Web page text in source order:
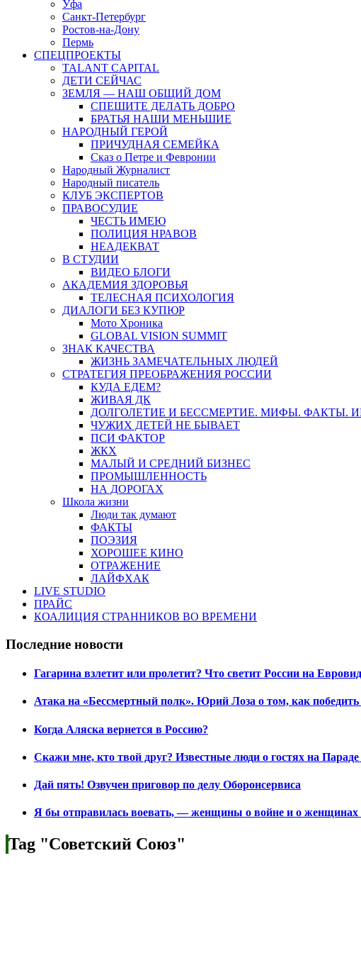
Уфа
Санкт-Петербург
Ростов-на-Дону
Пермь
СПЕЦПРОЕКТЫ
TALANT CAPITAL
ДЕТИ СЕЙЧАС
ЗЕМЛЯ — НАШ ОБЩИЙ ДОМ
СПЕШИТЕ ДЕЛАТЬ ДОБРО
БРАТЬЯ НАШИ МЕНЬШИЕ
НАРОДНЫЙ ГЕРОЙ
ПРИЧУДНАЯ СЕМЕЙКА
Сказ о Петре и Февронии
Народный Журналист
Народный писатель
КЛУБ ЭКСПЕРТОВ
ПРАВОСУДИЕ
ЧЕСТЬ ИМЕЮ
ПОЛИЦИЯ НРАВОВ
НЕАДЕКВАТ
В СТУДИИ
ВИДЕО БЛОГИ
АКАДЕМИЯ ЗДОРОВЬЯ
ТЕЛЕСНАЯ ПСИХОЛОГИЯ
ДИАЛОГИ БЕЗ КУПЮР
Мото Хроника
GLOBAL VISION SUMMIT
ЗНАК КАЧЕСТВА
ЖИЗНЬ ЗАМЕЧАТЕЛЬНЫХ ЛЮДЕЙ
СТРАТЕГИЯ ПРЕОБРАЖЕНИЯ РОССИИ
КУДА ЕДЕМ?
ЖИВАЯ ДК
ДОЛГОЛЕТИЕ И БЕССМЕРТИЕ. МИФЫ. ФАКТЫ.
ЧУЖИХ ДЕТЕЙ НЕ БЫВАЕТ
ПСИ ФАКТОР
ЖКХ
МАЛЫЙ И СРЕДНИЙ БИЗНЕС
ПРОМЫШЛЕННОСТЬ
НА ДОРОГАХ
Школа жизни
Люди так думают
ФАКТЫ
ПОЭЗИЯ
ХОРОШЕЕ КИНО
ОТРАЖЕНИЕ
ЛАЙФХАК
LIVE STUDIO
ПРАЙС
КОАЛИЦИЯ СТРАННИКОВ ВО ВРЕМЕНИ
Последние новости
Гагарина взлетит или пролетит? Что светит России на
Атака на «Бессмертный полк». Юрий Лоза о том, как
Когда Аляска вернется в Россию?
Скажи мне, кто твой друг? Известные люди о гостях на
Дай пять! Озвучен приговор по делу Оборонсервиса
Я бы отправилась воевать, — женщины о войне и о женщинах
Tag "Советский Союз"